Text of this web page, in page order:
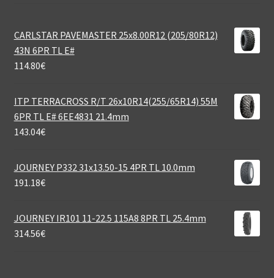
CARLSTAR PAVEMASTER 25x8.00R12 (205/80R12)
43N 6PR TL E#
114.80€
ITP TERRACROSS R/T 26x10R14(255/65R14) 55M
6PR TL E# 6EE4831 21.4mm
143.04€
JOURNEY P332 31x13.50-15 4PR TL 10.0mm
191.18€
JOURNEY IR101 11-22.5 115A8 8PR TL 25.4mm
314.56€